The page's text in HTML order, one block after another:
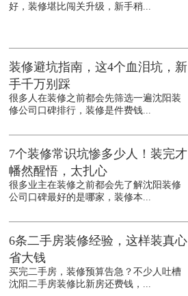
好，装修堪比闯关升级，新手稍...
装修避坑指南，这4个血泪坑，新
手千万别踩
很多人在装修之前都会先筛选一遍沈阳装
修公司口碑排行，装修是件费钱...
7个装修常识坑惨多少人！装完才
幡然醒悟，太扎心
很多业主在装修之前都会先了解沈阳装修
公司口碑最好的是哪家，装修本...
6条二手房装修经验，这样装真心
省大钱
买完二手房，装修预算告急？不少人吐槽
沈阳二手房装修比新房还费钱，...